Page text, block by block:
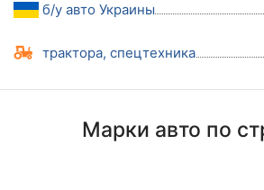
б/у авто Украины
трактора, спецтехника
Марки авто по